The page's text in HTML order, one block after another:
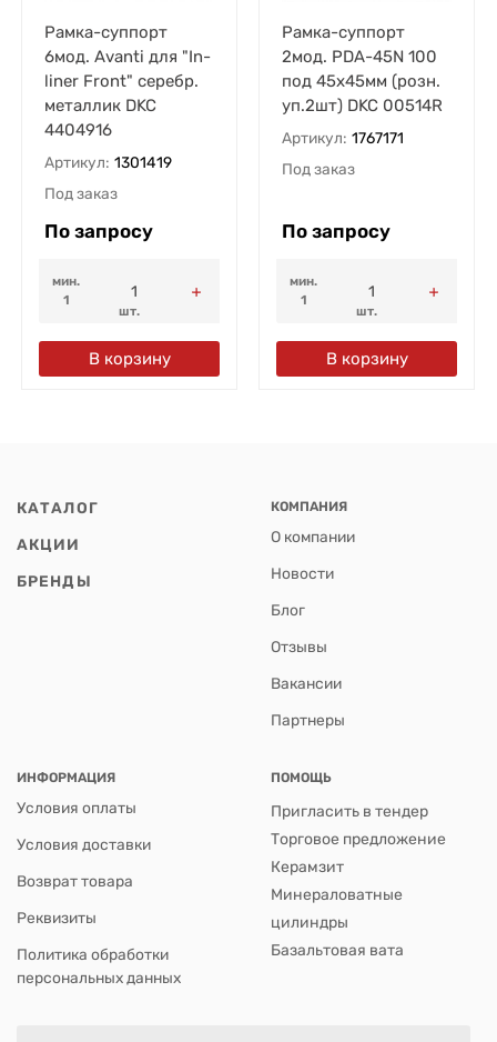
Рамка-суппорт
6мод. Avanti для "In-
liner Front" серебр.
металлик DKC
4404916
Артикул: 1301419
Под заказ
По запросу
мин.
1
шт.
В корзину
Рамка-суппорт
2мод. PDA-45N 100
под 45х45мм (розн.
уп.2шт) DKC 00514R
Артикул: 1767171
Под заказ
По запросу
мин.
1
шт.
В корзину
КАТАЛОГ
АКЦИИ
БРЕНДЫ
КОМПАНИЯ
О компании
Новости
Блог
Отзывы
Вакансии
Партнеры
ИНФОРМАЦИЯ
Условия оплаты
Условия доставки
Возврат товара
Реквизиты
Политика обработки
персональных данных
ПОМОЩЬ
Пригласить в тендер
Торговое предложение
Керамзит
Минераловатные
цилиндры
Базальтовая вата